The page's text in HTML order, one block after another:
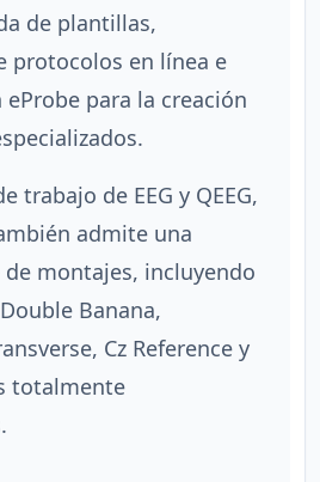
de plantillas,
protocolos en línea e
para la creación
trabajo de EEG y QEEG,
admite una
montajes, incluyendo
Banana,
Cz Reference y
totalmente